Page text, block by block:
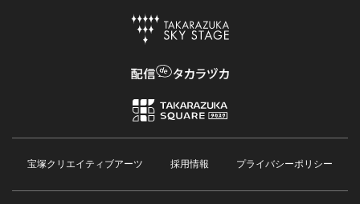
宝塚クリエイティブアーツ 採用情報 プライバシーポリシー